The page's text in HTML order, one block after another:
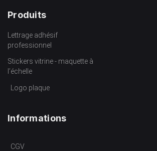
Produits
Lettrage adhésif
professionnel
Stickers vitrine - maquette à
l’échelle
Logo plaque
Informations
CGV